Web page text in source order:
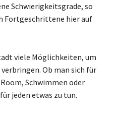
Schwierigkeitsgrade, so
Fortgeschrittene hier auf
viele Möglichkeiten, um
Ob man sich für
Schwimmen oder
jeden etwas zu tun.